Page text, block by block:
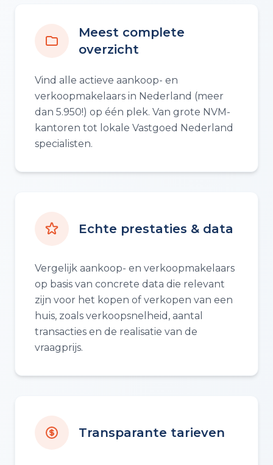
Meest complete
overzicht
Vind alle actieve aankoop- en
verkoopmakelaars in Nederland (meer
dan 5.950!) op één plek. Van grote NVM-
kantoren tot lokale Vastgoed Nederland
specialisten.
Echte prestaties & data
Vergelijk aankoop- en verkoopmakelaars
op basis van concrete data die relevant
zijn voor het kopen of verkopen van een
huis, zoals verkoopsnelheid, aantal
transacties en de realisatie van de
vraagprijs.
Transparante tarieven